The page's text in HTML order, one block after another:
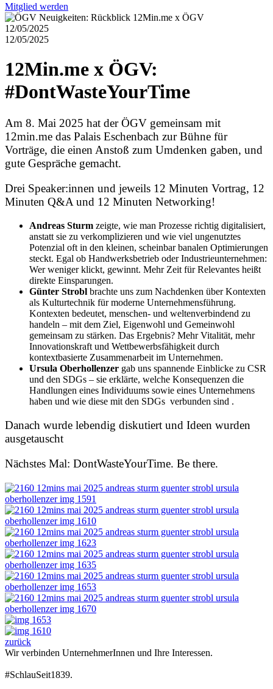
Mitglied werden
12/05/2025
12/05/2025
12Min.me x ÖGV:
#DontWasteYourTime
Am 8. Mai 2025 hat der ÖGV gemeinsam mit
12min.me das Palais Eschenbach zur Bühne für
Vorträge, die einen Anstoß zum Umdenken gaben, und
gute Gespräche gemacht.
Drei Speaker:innen und jeweils 12 Minuten Vortrag, 12
Minuten Q&A und 12 Minuten Networking!
Andreas Sturm zeigte, wie man Prozesse richtig digitalisiert,
anstatt sie zu verkomplizieren und wie viel ungenutztes
Potenzial oft in den kleinen, scheinbar banalen Optimierungen
steckt. Egal ob Handwerksbetrieb oder Industrieunternehmen:
Wer weniger klickt, gewinnt. Mehr Zeit für Relevantes heißt
direkte Einsparungen.
Günter Strobl brachte uns zum Nachdenken über Kontexten
als Kulturtechnik für moderne Unternehmensführung.
Kontexten bedeutet, menschen- und weltenverbindend zu
handeln – mit dem Ziel, Eigenwohl und Gemeinwohl
gemeinsam zu stärken. Das Ergebnis? Mehr Vitalität, mehr
Innovationskraft und Wettbewerbsfähigkeit durch
kontextbasierte Zusammenarbeit im Unternehmen.
Ursula Oberhollenzer gab uns spannende Einblicke zu CSR
und den SDGs – sie erklärte, welche Konsequenzen die
Handlungen eines Individuums sowie eines Unternehmens
haben und wie diese mit den SDGs verbunden sind .
Danach wurde lebendig diskutiert und Ideen wurden
ausgetauscht
Nächstes Mal: DontWasteYourTime. Be there.
zurück
Wir verbinden UnternehmerInnen und Ihre Interessen.
#SchlauSeit1839.